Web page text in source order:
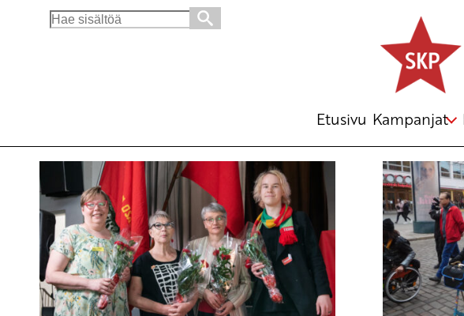
Search
Etusivu Kampanjat